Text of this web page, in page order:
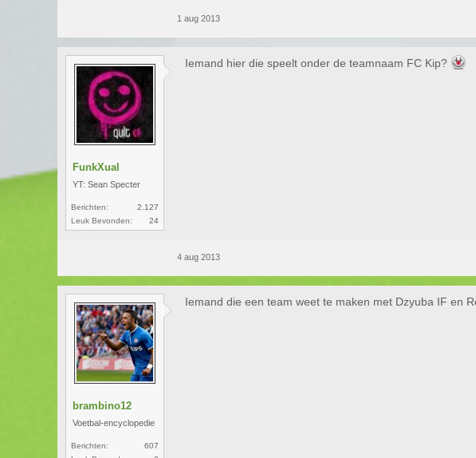
1 aug 2013
FunkXual
YT: Sean Specter
Berichten:
2.127
Leuk Bevonden:
24
Iemand hier die speelt onder de teamnaam FC Kip?
4 aug 2013
brambino12
Voetbal-encyclopedie
Berichten:
607
Iemand die een team weet te maken met Dzyuba IF en